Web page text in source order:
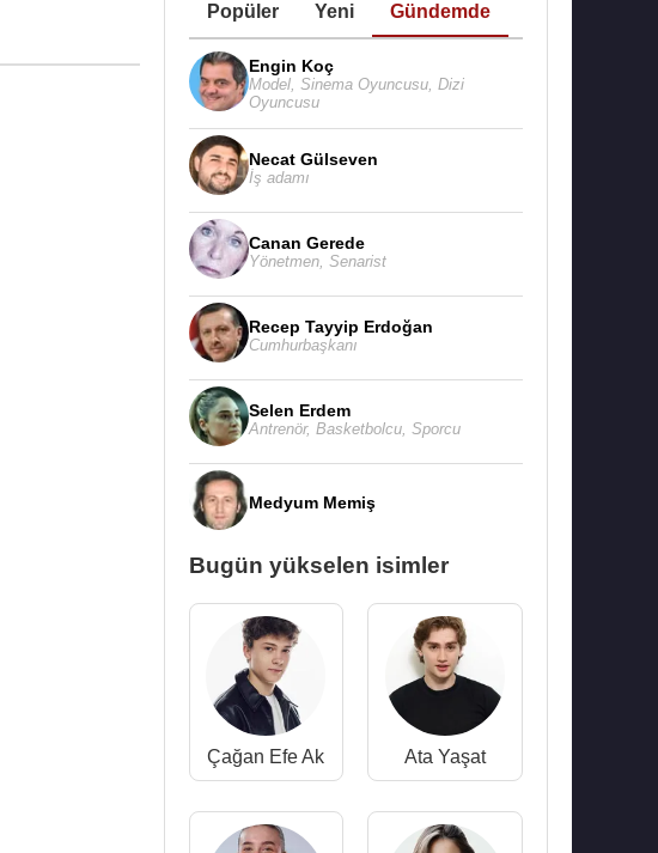
Popüler Yeni Gündemde
Engin Koç
Model, Sinema Oyuncusu, Dizi
Oyuncusu
Necat Gülseven
İş adamı
Canan Gerede
Yönetmen, Senarist
Recep Tayyip Erdoğan
Cumhurbaşkanı
Selen Erdem
Antrenör, Basketbolcu, Sporcu
Medyum Memiş
Bugün yükselen isimler
Çağan Efe Ak Ata Yaşat